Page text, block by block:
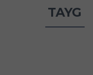
TAYG